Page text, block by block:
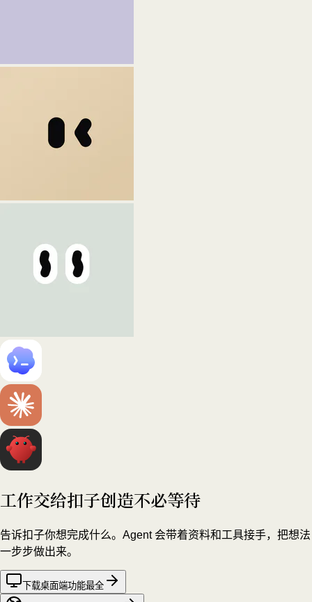
工作交给扣子创造不必等待
告诉扣子你想完成什么。Agent 会带着资料和工具接手，把想法
一步步做出来。
下载桌面端功能最全